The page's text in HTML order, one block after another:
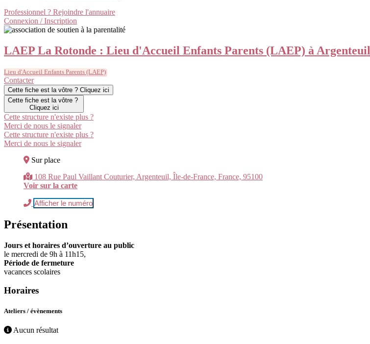
Professionnel ? Rejoindre l'annuaire
Connexion / Inscription
LAEP La Rotonde : Lieu d'Accueil Enfants Parents (LAEP) à Argenteuil
Lieu d'Accueil Enfants Parents (LAEP)
Contacter
Cette fiche est la vôtre ? Cliquez ici
Cette fiche est la vôtre ?
Cliquez ici
Cette structure n'existe plus ?
Merci de nous le signaler
Cette structure n'existe plus ?
Merci de nous le signaler
Sur place
108 Rue Paul Vaillant Couturier, Argenteuil, Île-de-France, France, 95100
Voir sur la carte
Afficher le numéro
Présentation
Jours et horaires d’ouverture au public
le mercredi de 9h à 11h15,
Période de fermeture
vacances scolaires
Horaires
Ateliers / évènements
Aucun résultat